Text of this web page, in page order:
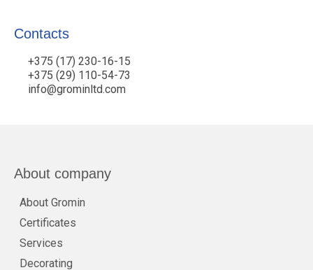
Contacts
+375 (17) 230-16-15
+375 (29) 110-54-73
info@grominltd.com
About company
About Gromin
Certificates
Services
Decorating